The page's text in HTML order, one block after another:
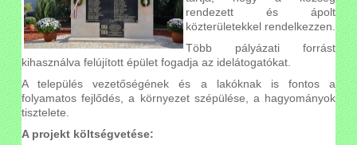
rendezett és ápolt
közterületekkel rendelkezzen.
Több pályázati forrást
kihasználva felújított épület fogadja az idelátogatókat.
A település vezetőségének és a lakóknak is fontos a
folyamatos fejlődés, a környezet szépülése, a hagyományok
tisztelete.
A projekt költségvetése: